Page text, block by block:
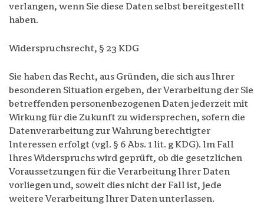
verlangen, wenn Sie diese Daten selbst bereitgestellt
haben.
Widerspruchsrecht, § 23 KDG
Sie haben das Recht, aus Gründen, die sich aus Ihrer
besonderen Situation ergeben, der Verarbeitung der Sie
betreffenden personenbezogenen Daten jederzeit mit
Wirkung für die Zukunft zu widersprechen, sofern die
Datenverarbeitung zur Wahrung berechtigter
Interessen erfolgt (vgl. § 6 Abs. 1 lit. g KDG). Im Fall
Ihres Widerspruchs wird geprüft, ob die gesetzlichen
Voraussetzungen für die Verarbeitung Ihrer Daten
vorliegen und, soweit dies nicht der Fall ist, jede
weitere Verarbeitung Ihrer Daten unterlassen.